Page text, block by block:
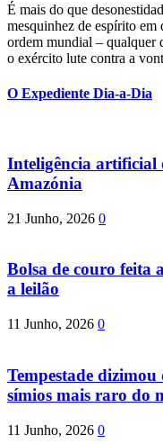
É mais do que
mesquinhez de espírito em
ordem mundial – qualquer
o exército lute contra a
O Expediente Dia-a-Dia
Inteligência artificial
Amazónia
21 Junho, 2026 0
Bolsa de couro feita
a leilão
11 Junho, 2026 0
Tempestade dizimou
símios mais raro do
11 Junho, 2026 0